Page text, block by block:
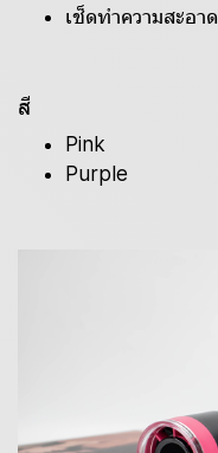
เช็ดทำความสะอา
สี
Pink
Purple